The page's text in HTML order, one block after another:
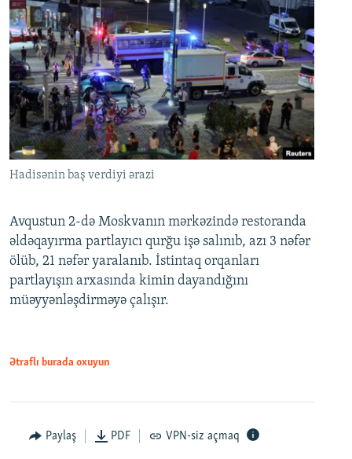
Hadisənin baş verdiyi ərazi
Avqustun 2-də Moskvanın mərkəzində restoranda
əldəqayırma partlayıcı qurğu işə salınıb, azı 3 nəfər
ölüb, 21 nəfər yaralanıb. İstintaq orqanları
partlayışın arxasında kimin dayandığını
müəyyənləşdirməyə çalışır.
Ətraflı burada oxuyun
Paylaş PDF VPN-siz açmaq